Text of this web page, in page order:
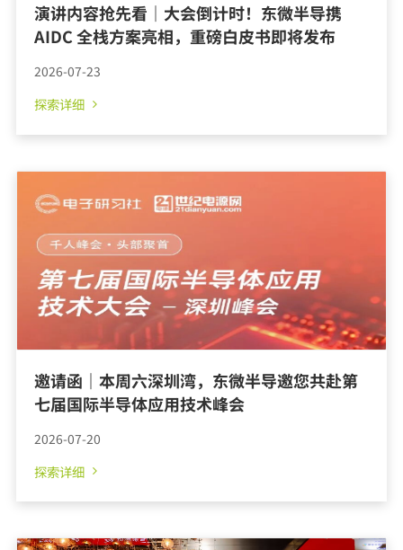
演讲内容抢先看｜大会倒计时！东微半导携
AIDC 全栈方案亮相，重磅白皮书即将发布
2026-07-23
邀请函｜本周六深圳湾，东微半导邀您共赴第
七届国际半导体应用技术峰会
2026-07-20